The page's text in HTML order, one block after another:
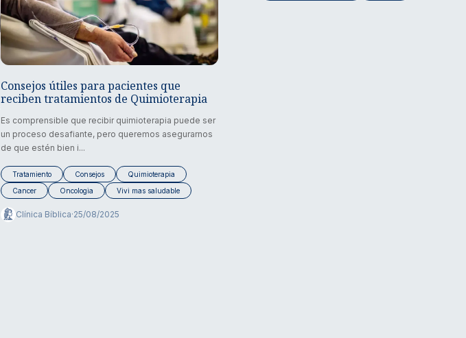
Consejos útiles para pacientes que
reciben tratamientos de Quimioterapia
Es comprensible que recibir quimioterapia puede ser
un proceso desafiante, pero queremos asegurarnos
de que estén bien i...
Tratamiento Consejos
Quimioterapia
Cancer
Oncologia Vivi mas saludable
Clínica Bíblica·25/08/2025